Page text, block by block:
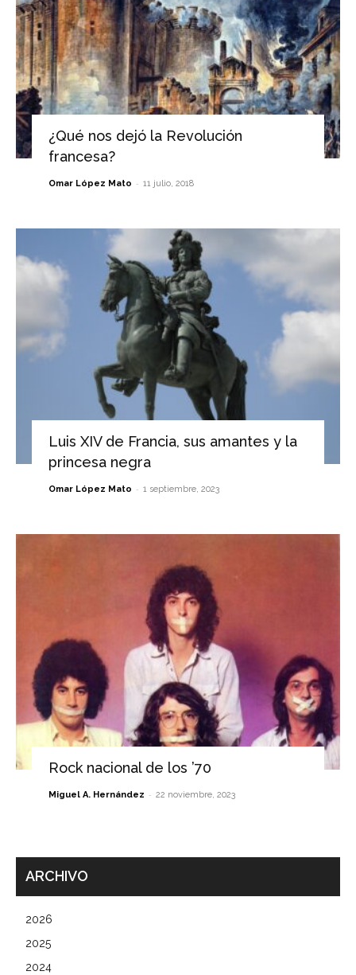
¿Qué nos dejó la Revolución
francesa?
Omar López Mato - 11 julio, 2018
Luis XIV de Francia, sus amantes y la
princesa negra
Omar López Mato - 1 septiembre, 2023
Rock nacional de los ’70
Miguel A. Hernández - 22 noviembre, 2023
ARCHIVO
2026
2025
2024